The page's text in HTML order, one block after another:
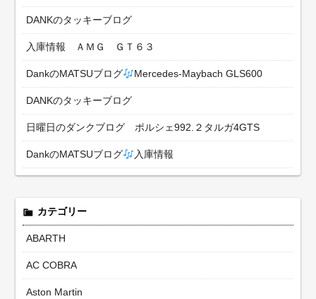
DANKのタッキーブログ
入庫情報 ＡＭＧ ＧＴ６３
DankのMATSUブログ Mercedes-Maybach GLS600
DANKのタッキーブログ
日曜日のダンクブログ ポルシェ992.２タルガ4GTS
DankのMATSUブログ 入庫情報
カテゴリー
ABARTH
AC COBRA
Aston Martin